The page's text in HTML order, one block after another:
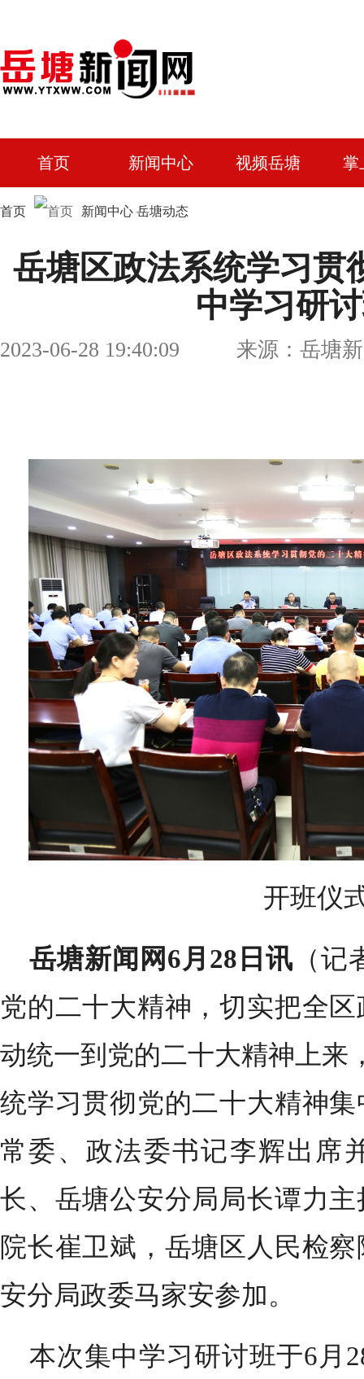
首页 新闻中心 视频岳塘 掌
首页 新闻中心 岳塘动态
岳塘区政法系统学习贯
中学习研
2023-06-28 19:40:09 来源：岳塘新
开班仪
岳塘新闻网 6月28日讯 （
党的二十大精神，切实把全
动统一到党的二十大精神上来
统学习贯彻党的二十大精神
常委、政法委书记李辉出席
长、岳塘公安分局局长谭力
院长崔卫斌，岳塘区人民检
安分局政委马家安参加。
本次集中学习研讨班于6月